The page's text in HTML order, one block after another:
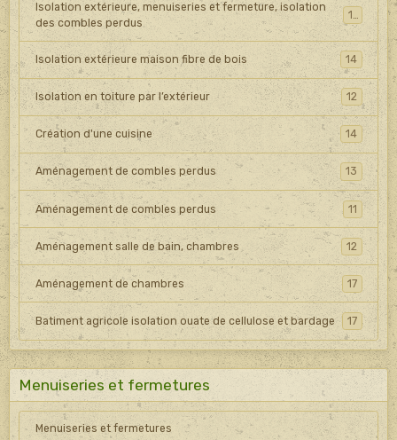
Isolation extérieure, menuiseries et fermeture, isolation
des combles perdus
15
Isolation extérieure maison fibre de bois 14
Isolation en toiture par l’extérieur 12
Création d'une cuisine 14
Aménagement de combles perdus 13
Aménagement de combles perdus 11
Aménagement salle de bain, chambres 12
Aménagement de chambres 17
Batiment agricole isolation ouate de cellulose et bardage 17
Menuiseries et fermetures
Menuiseries et fermetures